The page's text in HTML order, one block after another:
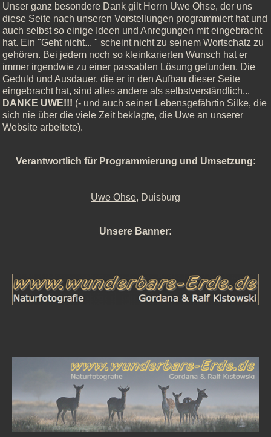
Unser ganz besondere Dank gilt Herrn Uwe Ohse, der uns
diese Seite nach unseren Vorstellungen programmiert hat und
auch selbst so einige Ideen und Anregungen mit eingebracht
hat. Ein "Geht nicht... " scheint nicht zu seinem Wortschatz zu
gehören. Bei jedem noch so kleinkarierten Wunsch hat er
immer irgendwie zu einer passablen Lösung gefunden. Die
Geduld und Ausdauer, die er in den Aufbau dieser Seite
eingebracht hat, sind alles andere als selbstverständlich...
DANKE UWE!!! (- und auch seiner Lebensgefährtin Silke, die
sich nie über die viele Zeit beklagte, die Uwe an unserer
Website arbeitete).
Verantwortlich für Programmierung und Umsetzung:
Uwe Ohse, Duisburg
Unsere Banner: